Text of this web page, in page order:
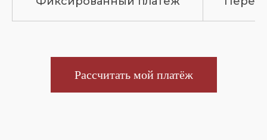
Рассчитать мой платёж